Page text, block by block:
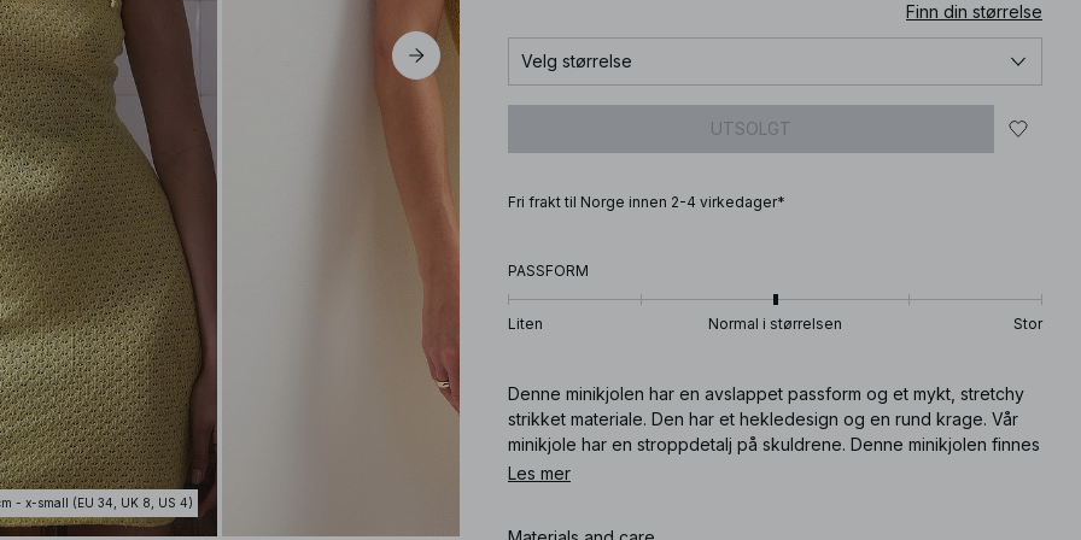
- x-small (EU 34, UK 8, US 4)
Finn din størrelse
Velg størrelse
UTSOLGT
Fri frakt til Norge innen 2-4 virkedager*
PASSFORM
Liten Normal i størrelsen Stor
Denne minikjolen har en avslappet passform og et mykt, stretchy
strikket materiale. Den har et hekledesign og en rund krage. Vår
minikjole har en stroppdetalj på skuldrene. Denne minikjolen finnes
i gult.
Les mer